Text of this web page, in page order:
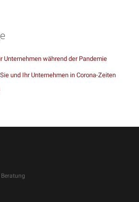
während der Pandemie
und Ihr Unternehmen in Corona-Zeiten